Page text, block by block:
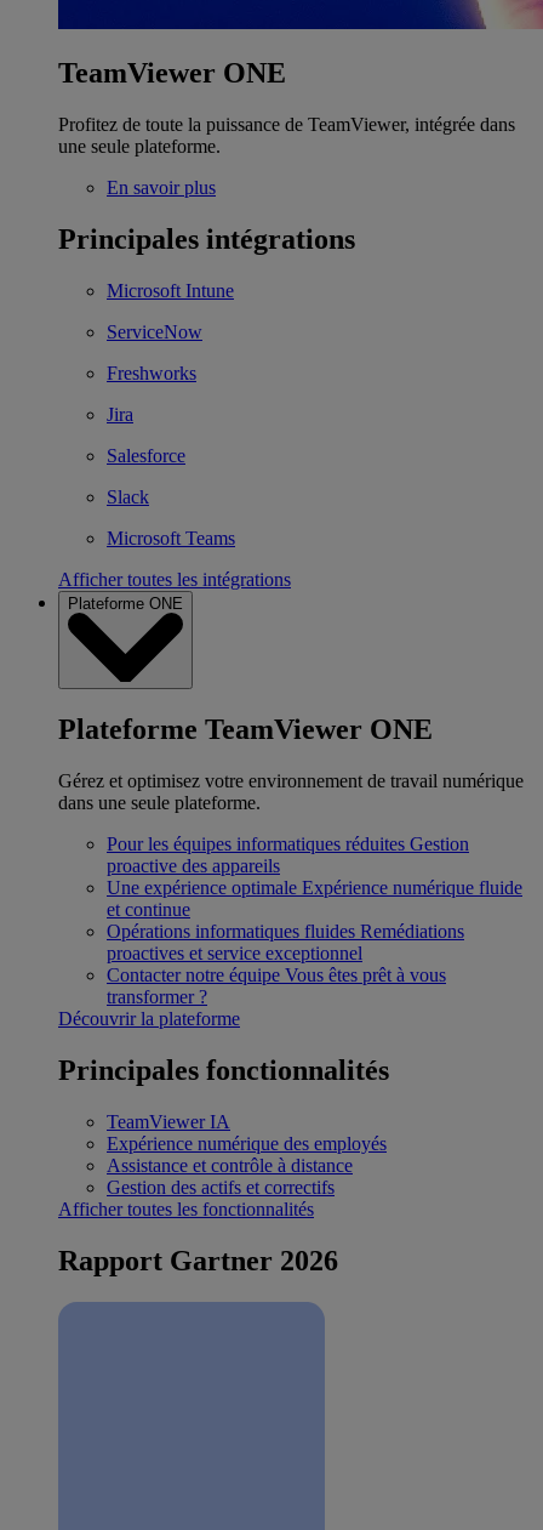
TeamViewer ONE
Profitez de toute la puissance de TeamViewer, intégrée dans
une seule plateforme.
En savoir plus
Principales intégrations
Microsoft Intune
ServiceNow
Freshworks
Jira
Salesforce
Slack
Microsoft Teams
Afficher toutes les intégrations
Plateforme ONE
Plateforme TeamViewer ONE
Gérez et optimisez votre environnement de travail numérique
dans une seule plateforme.
Pour les équipes informatiques réduites Gestion
proactive des appareils
Une expérience optimale Expérience numérique fluide
et continue
Opérations informatiques fluides Remédiations
proactives et service exceptionnel
Contacter notre équipe Vous êtes prêt à vous
transformer ?
Découvrir la plateforme
Principales fonctionnalités
TeamViewer IA
Expérience numérique des employés
Assistance et contrôle à distance
Gestion des actifs et correctifs
Afficher toutes les fonctionnalités
Rapport Gartner 2026